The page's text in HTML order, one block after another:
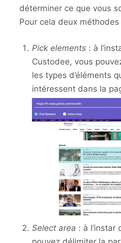
déterminer ce que vous
Pour cela deux
Pick elements: à
Custodee, vous
les types d’éléments
intéressent dans la
Select area : à l’instar